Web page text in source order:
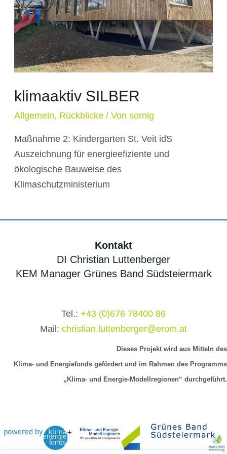
klimaaktiv SILBER
Allgemein, Rückblicke/ Von sornig
Maßnahme 2: Kindergarten St. Veit idS
Auszeichnung für energieefiziente und
ökologische Bauweise des
Klimaschutzministerium
Kontakt
DI Christian Luttenberger
KEM Manager Grünes Band Südsteiermark
Tel.: +43 (0)676 78400 86
Mail: christian.luttenberger@erom.at
Dieses Projekt wird aus Mitteln des
Klima- und Energiefonds gefördert und im Rahmen des Programms
„Klima- und Energie-Modellregionen“ durchgeführt.